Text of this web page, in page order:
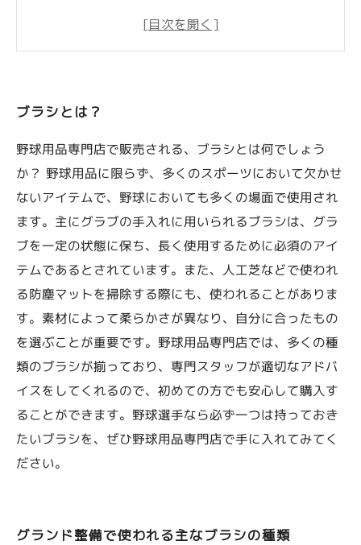
ブラシを使ったグランド整備の手順
産品）
雨上がり、今すぐ使いたいグラウンドに
ブラシとは？
野球用品専門店で販売される、ブラシとは何でしょう
か？ 野球用品に限らず、多くのスポーツにおいて欠かせ
ないアイテムで、野球においても多くの場面で使用され
ます。主にグラブの手入れに用いられるブラシは、グラ
ブを一定の状態に保ち、長く使用するために必須のアイ
テムであるとされています。また、人工芝などで使われ
る防塵マットを掃除する際にも、使われることがありま
す。素材によって柔らかさが異なり、自分に合ったもの
を選ぶことが重要です。野球用品専門店では、多くの種
類のブラシが揃っており、専門スタッフが適切なアドバ
イスをしてくれるので、初めての方でも安心して購入す
ることができます。野球選手なら必ず一つは持っておき
たいブラシを、ぜひ野球用品専門店で手に入れてみてく
ださい。
グランド整備で使われる主なブラシの種類